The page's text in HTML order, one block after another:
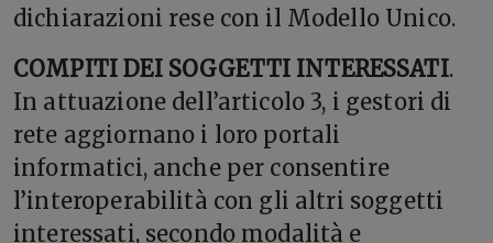
dichiarazioni rese con il Modello Unico.
COMPITI DEI SOGGETTI INTERESSATI.
In attuazione dell’articolo 3, i gestori di
rete aggiornano i loro portali
informatici, anche per consentire
l’interoperabilità con gli altri soggetti
interessati, secondo modalità e